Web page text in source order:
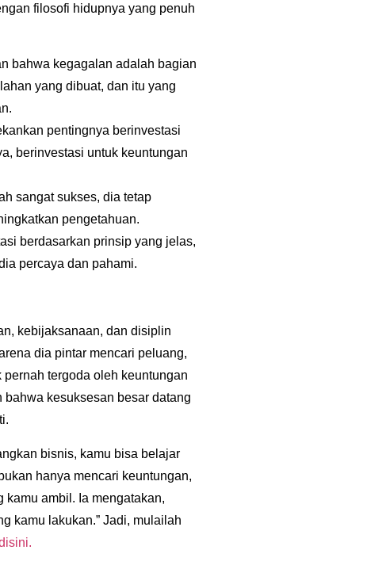
filosofi hidupnya yang penuh
bahwa kegagalan adalah bagian
yang dibuat, dan itu yang
pentingnya berinvestasi
berinvestasi untuk keuntungan
sangat sukses, dia tetap
pengetahuan.
berdasarkan prinsip yang jelas,
percaya dan pahami.
kebijaksanaan, dan disiplin
dia pintar mencari peluang,
tergoda oleh keuntungan
kesuksesan besar datang
bisnis, kamu bisa belajar
hanya mencari keuntungan,
kamu ambil. Ia mengatakan,
kamu lakukan.”Jadi, mulailah